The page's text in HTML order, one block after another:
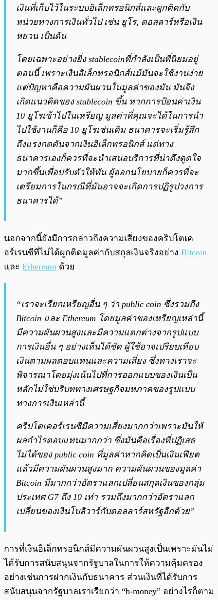
เงินที่เก็บไว้ในระบบอิเล็กทรอนิกส์และผูกติดกับ
หน่วยทางการเงินทั่วไป เช่น ยูโร, ดอลลาร์หรือเงิน
หยวน เป็นต้น
โดยเฉพาะอย่างยิ่ง stablecoinที่กำลังเป็นที่นิยมอยู่
ตอนนี้ เพราะเงินอิเล็กทรอนิกส์แม้มันจะใช้งานง่าย
แต่ปัญหาคือความผันผวนในมูลค่าของมัน มันจึง
เกิดแนวคิดของ stablecoin ขึ้น หากการป้อนค่าเงิน
10 ยูโรเข้าไปในเหรียญ มูลค่าที่คุณจะได้ในการนำ
ไปใช้งานก็คือ 10 ยูโรเช่นเดิม ธนาคารจะเริ่มรู้สึก
ถึงแรงกดดันจากเงินอิเล็กทรอนิกส์ แต่ทาง
ธนาคารเองก็ควรที่จะนำเสนอบริการที่น่าดึงดูดใจ
มากขึ้นเพื่อปรับตัวให้ทัน ผู้ออกนโยบายก็ควรที่จะ
เตรียมการในกรณีที่มันอาจจะเกิดการปฏิรูปวงการ
ธนาคารได้”
นอกจากนี้ยังมีการกล่าวถึงความเสี่ยงของคริปโตเค
อร์เรนซีที่ไม่ได้ผูกติดมูลค่ากับสกุลเงินจริงอย่าง Bitcoin
และ Ethereum ด้วย
“เราจะเรียกเหรียญอื่น ๆ ว่า public coin ซึ่งรวมถึง
Bitcoin และ Ethereum โดยมูลค่าของเหรียญเหล่านี้
มีความผันผวนสูงและมีความแตกต่างจากรูปแบบ
การเงินอื่น ๆ อย่างเห็นได้ชัด ผู้ใช้อาจเปรียบเทียบ
เงินตามผลตอบแทนและความเสี่ยง ซึ่งทางเราจะ
พิจารณาโดยมุ่งเน้นไปที่การออกแบบของเงินเป็น
หลักไม่ใช่บริบททางเศรษฐกิจมหภาคของรูปแบบ
ทางการเงินเหล่านี้
คริปโตเคอร์เรนซีมีความเสี่ยงมากกว่าเพราะมันให้
ผลกำไรตอบแทนมากกว่า ซึ่งมันคือเรื่องที่ปฏิเสธ
ไม่ได้ของ public coin ที่มูลค่าหากคิดเป็นเงินเฟียต
แล้วมีความผันผวนสูงมาก ความผันผวนของมูลค่า
Bitcoin มีมากกว่าอัตราแลกเปลี่ยนสกุลเงินของกลุ่ม
ประเทศ G7 ถึง 10 เท่า รวมถึงมากกว่าอัตราแลก
เปลี่ยนของเงินโบลิวาร์กับดอลลาร์สหรัฐอีกด้วย”
การที่เงินอิเล็กทรอนิกส์มีความผันผวนสูงเป็นเพราะมันไม่
ได้รับการสนับสนุนจากรัฐบาลในการให้ความคุ้มครอง
อย่างเช่นการฝากเงินกับธนาคาร ส่วนเงินที่ได้รับการ
สนับสนุนจากรัฐบาลเราเรียกว่า “b-money” อย่างไรก็ตาม